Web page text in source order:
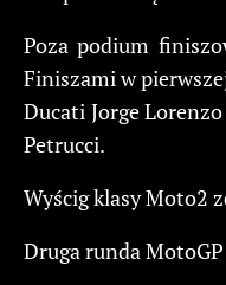
Poza podium
Finiszami w
Ducati Jorge
Petrucci.
Wyścig klasy Moto2
Druga runda